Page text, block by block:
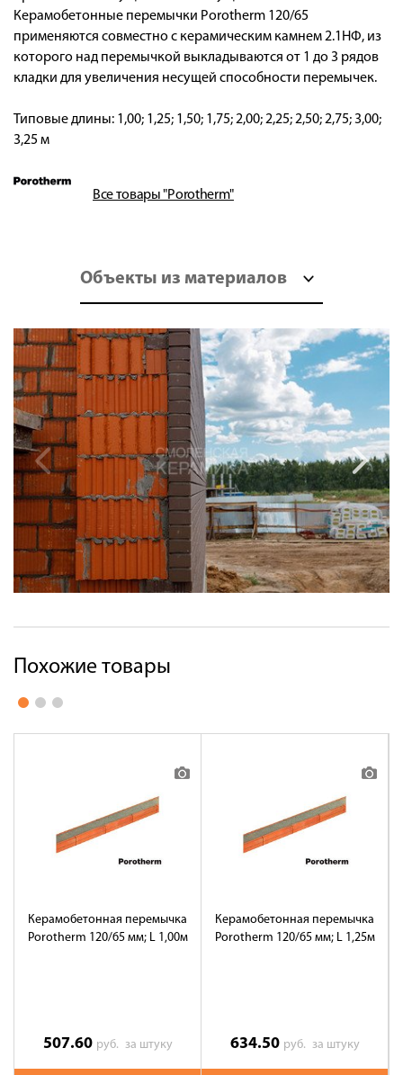
Керамобетонные перемычки Porotherm 120/65
применяются совместно с керамическим камнем 2.1НФ, из
которого над перемычкой выкладываются от 1 до 3 рядов
кладки для увеличения несущей способности перемычек.
Типовые длины: 1,00; 1,25; 1,50; 1,75; 2,00; 2,25; 2,50; 2,75; 3,00;
3,25 м
Все товары "Porotherm"
Объекты из материалов
Похожие товары
Керамобетонная перемычка
Porotherm 120/65 мм; L 1,00м
507.60 руб. за штуку
Керамобетонная перемычка
Porotherm 120/65 мм; L 1,25м
634.50 руб. за штуку